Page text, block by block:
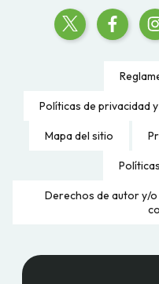
Políticas de privacidad
Mapa del sitio
Derechos de autor y/